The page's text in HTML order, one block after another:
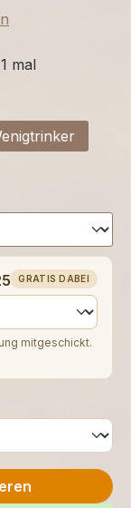
mal
GRATIS DABEI
g)
mitgeschickt.